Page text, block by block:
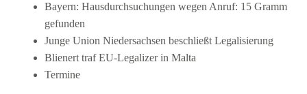
Bayern: Hausdurchsuchungen wegen Anruf: 15 Gramm
gefunden
Junge Union Niedersachsen beschließt Legalisierung
Blienert traf EU-Legalizer in Malta
Termine